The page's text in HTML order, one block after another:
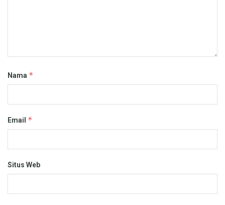
Nama *
Email *
Situs Web